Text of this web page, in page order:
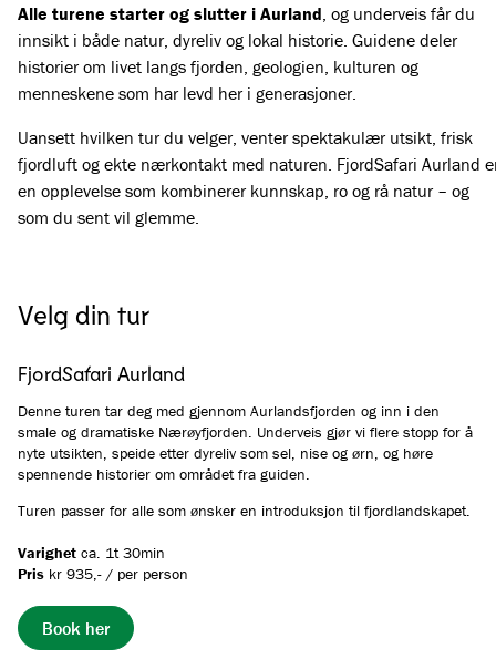
Alle turene starter og slutter i Aurland, og underveis får du
innsikt i både natur, dyreliv og lokal historie. Guidene deler
historier om livet langs fjorden, geologien, kulturen og
menneskene som har levd her i generasjoner.
Uansett hvilken tur du velger, venter spektakulær utsikt, frisk
fjordluft og ekte nærkontakt med naturen. FjordSafari Aurland
en opplevelse som kombinerer kunnskap, ro og rå natur – og
som du sent vil glemme.
Velg din tur
FjordSafari Aurland
Denne turen tar deg med gjennom Aurlandsfjorden og inn i den
smale og dramatiske Nærøyfjorden. Underveis gjør vi flere stopp for å
nyte utsikten, speide etter dyreliv som sel, nise og ørn, og høre
spennende historier om området fra guiden.
Turen passer for alle som ønsker en introduksjon til fjordlandskapet.
Varighet ca. 1t 30min
Pris kr 935,- / per person
Book her